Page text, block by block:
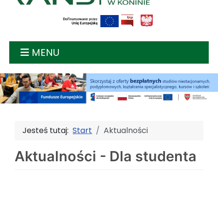
MENU
Jesteś tutaj:Start Aktualności
Aktualności - Dla studenta